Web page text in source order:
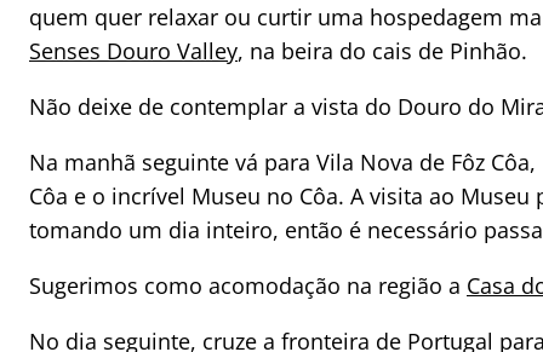
quem quer relaxar ou curtir uma hospedagem
Senses Douro Valley, na beira do cais de Pinhão.
Não deixe de contemplar a vista do Douro do
Na manhã seguinte vá para Vila Nova de Fôz
Côa e o incrível Museu no Côa. A visita ao
tomando um dia inteiro, então é necessário
Sugerimos como acomodação na região a Casa
No dia seguinte, cruze a fronteira de Portugal